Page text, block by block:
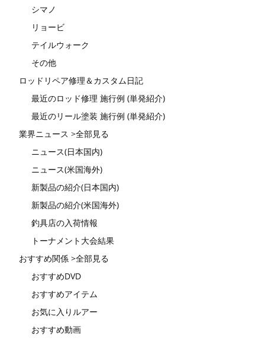
シマノ
リョービ
テイルウォーク
その他
ロッドリペア修理＆カスタム日記
最近のロッド修理 施行例 (単発紹介)
最近のリール塗装 施行例 (単発紹介)
業界ニュース >全部見る
ニュース(日本国内)
ニュース(米国海外)
新製品の紹介(日本国内)
新製品の紹介(米国海外)
釣具店の入荷情報
トーナメント大会結果
おすすめ関係 >全部見る
おすすめDVD
おすすめアイテム
お気に入りルアー
おすすめ動画